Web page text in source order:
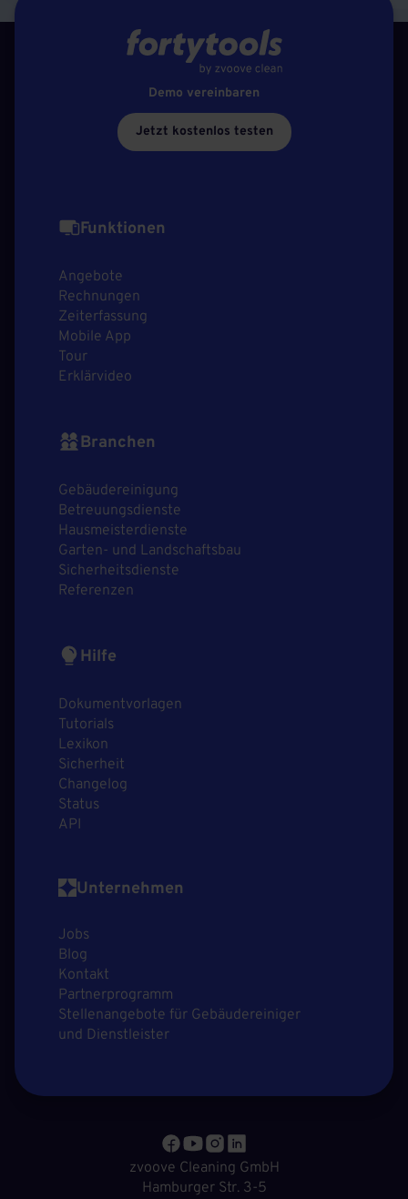
Demo vereinbaren
Jetzt kostenlos testen
Funktionen
Angebote
Rechnungen
Zeiterfassung
Mobile App
Tour
Erklärvideo
Branchen
Gebäudereinigung
Betreuungsdienste
Hausmeisterdienste
Garten- und Landschaftsbau
Sicherheitsdienste
Referenzen
Hilfe
Dokumentvorlagen
Tutorials
Lexikon
Sicherheit
Changelog
Status
API
Unternehmen
Jobs
Blog
Kontakt
Partnerprogramm
Stellenangebote für Gebäudereiniger
und Dienstleister
zvoove Cleaning GmbH
Hamburger Str. 3-5